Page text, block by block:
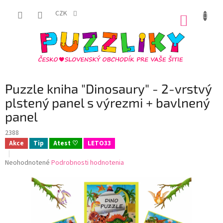
CZK
Puzzle kniha "Dinosaury" - 2-vrstvý
plstený panel s výrezmi + bavlnený
panel
2388
Akce Tip Atest ♡ LETO33
Priemerné
produktu
Neohodnotené Podrobnosti hodnotenia